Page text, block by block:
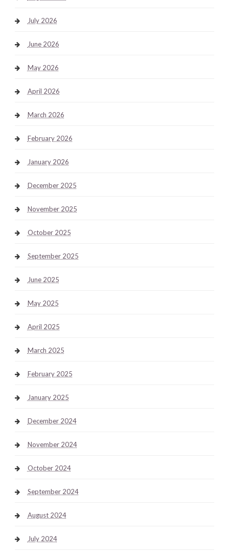
July 2026
June 2026
May 2026
April 2026
March 2026
February 2026
January 2026
December 2025
November 2025
October 2025
September 2025
June 2025
May 2025
April 2025
March 2025
February 2025
January 2025
December 2024
November 2024
October 2024
September 2024
August 2024
July 2024